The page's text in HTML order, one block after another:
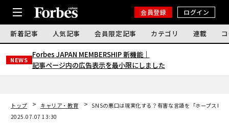
会員登録 ログイン
新着記事 人気記事 会員限定記事 カテゴリ 連載
NEWS
Forbes JAPAN MEMBERSHIP 新機能｜
記事ページ内の広告表示を最小限にしました
トップ キャリア・教育
SNSの悪口は現実化する？有害な言語を「ホープスピー
2025.07.07 13:30